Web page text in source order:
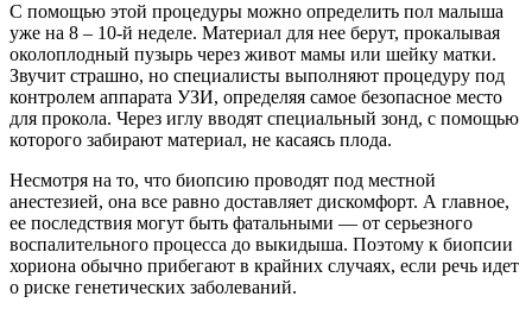
С помощью этой процедуры можно определить пол малыша
уже на 8 – 10-й неделе. Материал для нее берут, прокалывая
околоплодный пузырь через живот мамы или шейку матки.
Звучит страшно, но специалисты выполняют процедуру под
контролем аппарата УЗИ, определяя самое безопасное место
для прокола. Через иглу вводят специальный зонд, с помощью
которого забирают материал, не касаясь плода.
Несмотря на то, что биопсию проводят под местной
анестезией, она все равно доставляет дискомфорт. А главное,
ее последствия могут быть фатальными — от серьезного
воспалительного процесса до выкидыша. Поэтому к биопсии
хориона обычно прибегают в крайних случаях, если речь идет
о риске генетических заболеваний.